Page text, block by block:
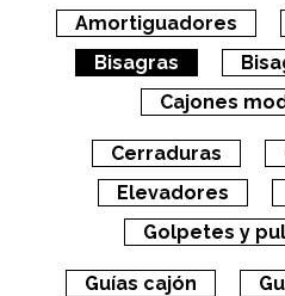
Amortiguadores
Bisagras
Cajones
Cerraduras
Elevadores
Golpetes y
Guías cajón